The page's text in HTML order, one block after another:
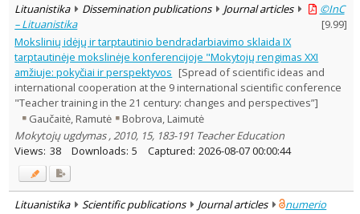
Lituanistika Dissemination publications Journal articles
©InC
– Lituanistika
[9.99]
Mokslinių idėjų ir tarptautinio bendradarbiavimo sklaida IX
tarptautinėje mokslinėje konferencijoje "Mokytojų rengimas XXI
amžiuje: pokyčiai ir perspektyvos [Spread of scientific ideas and
international cooperation at the 9 international scientific conference
"Teacher training in the 21 century: changes and perspectives”]
Gaučaitė, Ramutė
Bobrova, Laimutė
Mokytojų ugdymas , 2010, 15, 183-191 Teacher Education
Views: 38 Downloads: 5 Captured: 2026-08-07 00:00:44
Lituanistika Scientific publications Journal articles
numerio